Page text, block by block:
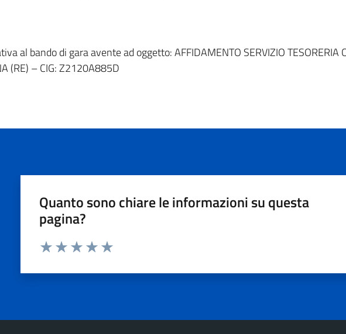
al bando di gara avente ad oggetto: AFFIDAMENTO SERVIZIO
(RE) – CIG: Z2120A885D
Quanto sono chiare le informazioni su questa
pagina?